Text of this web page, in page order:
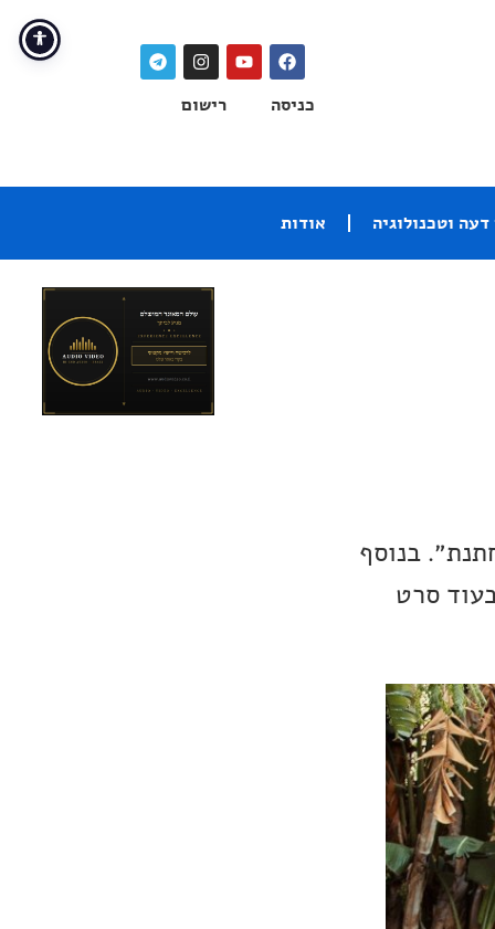
כניסה רישום
וטכנולוגיה אודות
בנוסף
סרט